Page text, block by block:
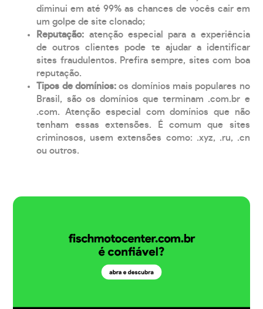
diminui em até 99% as chances de vocês cair em
um golpe de site clonado;
Reputação: atenção especial para a experiência
de outros clientes pode te ajudar a identificar
sites fraudulentos. Prefira sempre, sites com boa
reputação.
Tipos de domínios:os domínios mais populares no
Brasil, são os domínios que terminam .com.br e
.com. Atenção especial com domínios que não
tenham essas extensões. É comum que sites
criminosos, usem extensões como: .xyz, .ru, .cn
ou outros.